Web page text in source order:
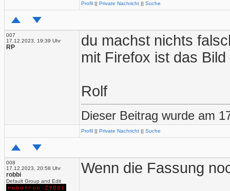
Profil || Private Nachricht || Suche
007
17.12.2023, 19:39 Uhr
RP
du machst nichts
mit Firefox ist das Bild
Rolf
Dieser Beitrag wurde am
Profil || Private Nachricht || Suche
008
17.12.2023, 20:58 Uhr
robbi
Default Group and Edit
Wenn die Fassung